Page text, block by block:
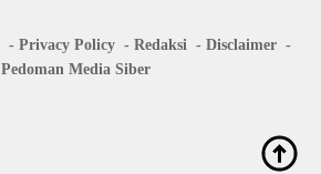
Privacy Policy Redaksi
Disclaimer
Pedoman Media Siber